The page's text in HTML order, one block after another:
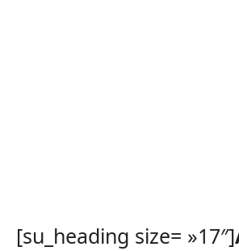
[su_heading size= »17″]